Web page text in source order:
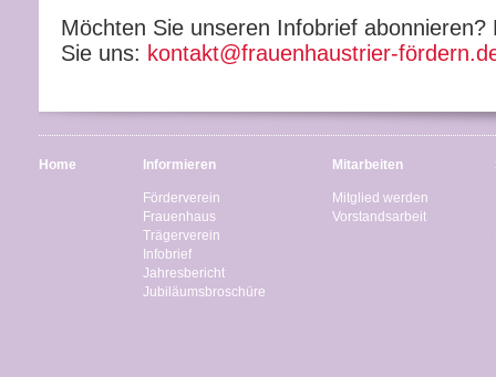
Möchten Sie unseren Infobrief abonnieren?
Sie uns: kontakt@frauenhaustrier-
Home Informieren
Förderverein
Frauenhaus
Trägerverein
Infobrief
Jahresbericht
Jubiläumsbroschüre
Mitarbeiten
Mitglied werden
Vorstandsarbeit